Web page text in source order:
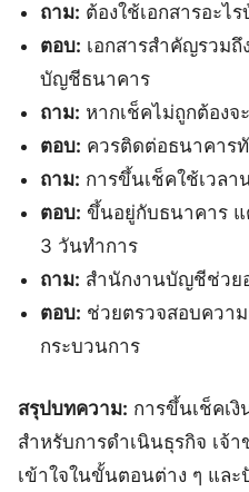
ถาม: ต้องใช้เอกสารอะไ
ตอบ: เอกสารสำคัญรวมถึ
บัญชีธนาคาร
ถาม: หากเช็คไม่ถูกต้องจ
ตอบ: ควรติดต่อธนาคาร
ถาม: การขึ้นเช็คใช้เวลา
ตอบ: ขึ้นอยู่กับธนาคาร แ
3 วันทำการ
ถาม: สำนักงานบัญชีช่วย
ตอบ: ช่วยตรวจสอบควา
กระบวนการ
สรุปบทความ: การขึ้นเช็คเ
สำหรับการดำเนินธุรกิจ เจ้
เข้าใจในขั้นตอนต่าง ๆ แล